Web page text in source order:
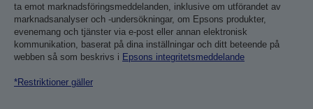
ta emot marknadsföringsmeddelanden, inklusive om utförandet av
marknadsanalyser och -undersökningar, om Epsons produkter,
evenemang och tjänster via e-post eller annan elektronisk
kommunikation, baserat på dina inställningar och ditt beteende på
webben så som beskrivs i Epsons integritetsmeddelande
*Restriktioner gäller